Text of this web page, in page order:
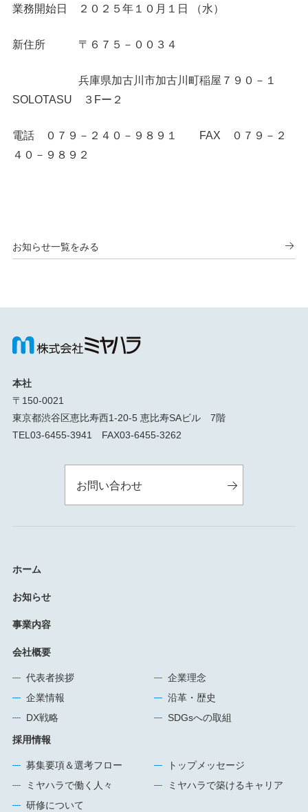
業務開始日 ２０２５年１０月１日 （水）
新住所 〒６７５－００３４
兵庫県加古川市加古川町稲屋７９０－１
SOLOTASU ３Fー２
電話 ０７９－２４０－９８９１ FAX ０７９－２
４０－９８９２
お知らせ一覧をみる
本社
〒150-0021
東京都渋谷区恵比寿西1-20-5 恵比寿SAビル 7階
TEL03-6455-3941 FAX03-6455-3262
お問い合わせ
ホーム
お知らせ
事業内容
会社概要
代表者挨拶
企業理念
企業情報
沿革・歴史
DX戦略
SDGsへの取組
採用情報
募集要項＆選考フロー
トップメッセージ
ミヤハラで働く人々
ミヤハラで築けるキャリア
研修について